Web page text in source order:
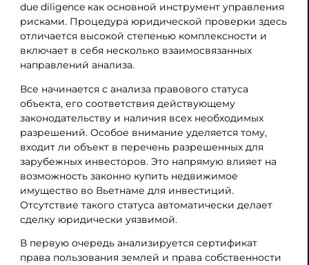
due diligence как основной инструмент управления
рисками. Процедура юридической проверки здесь
отличается высокой степенью комплексности и
включает в себя несколько взаимосвязанных
направлений анализа.
Все начинается с анализа правового статуса
объекта, его соответствия действующему
законодательству и наличия всех необходимых
разрешений. Особое внимание уделяется тому,
входит ли объект в перечень разрешенных для
зарубежных инвесторов. Это напрямую влияет на
возможность законно купить недвижимое
имущество во Вьетнаме для инвестиций.
Отсутствие такого статуса автоматически делает
сделку юридически уязвимой.
В первую очередь анализируется сертификат
права пользования землей и права собственности